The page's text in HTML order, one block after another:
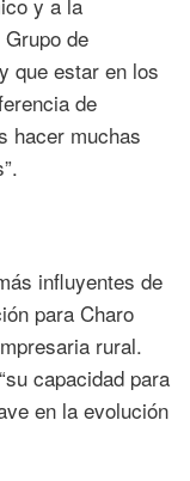
de
que estar en los
de
hacer muchas
influyentes de
para Charo
rural.
capacidad para
en la evolución